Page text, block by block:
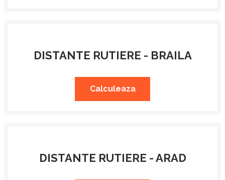
DISTANTE RUTIERE - BRAILA
Calculeaza
DISTANTE RUTIERE - ARAD